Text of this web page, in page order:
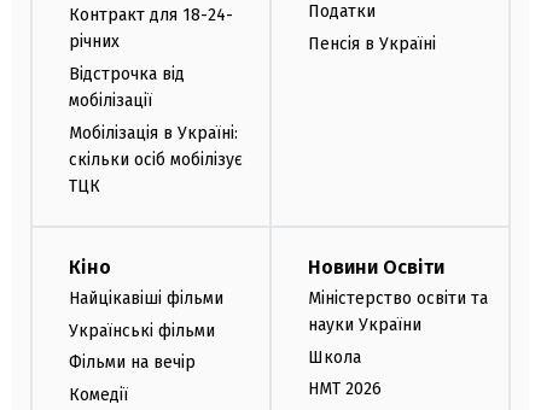
Контракт для 18-24-
річних
Відстрочка від
мобілізації
Мобілізація в Україні:
скільки осіб мобілізує
ТЦК
Податки
Пенсія в Україні
Кіно
Найцікавіші фільми
Українські фільми
Фільми на вечір
Комедії
Новини Освіти
Міністерство освіти та
науки України
Школа
НМТ 2026